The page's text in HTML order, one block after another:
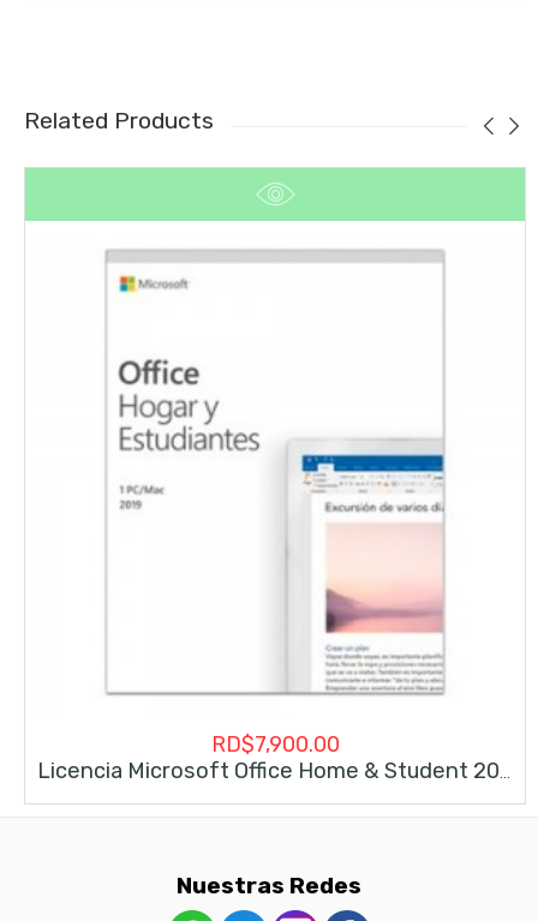
Related Products
RD$7,900.00
Nuestras Redes